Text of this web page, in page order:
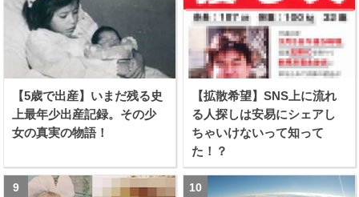
【5歳で出産】いまだ残る史
上最年少出産記録。その少
女の真実の物語！
【拡散希望】SNS上に流れ
る人探しは安易にシェアし
ちゃいけないって知って
た！？